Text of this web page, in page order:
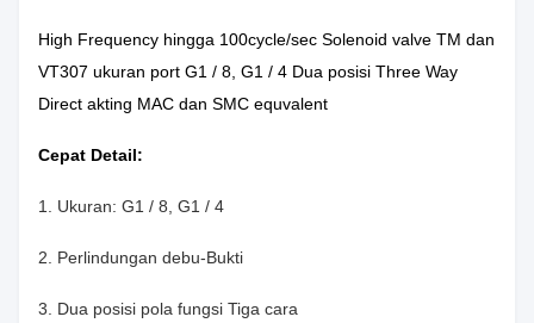
High Frequency hingga 100cycle/sec Solenoid valve TM dan
VT307 ukuran port G1 / 8, G1 / 4 Dua posisi Three Way
Direct akting MAC dan SMC equvalent
Cepat Detail:
1. Ukuran: G1 / 8, G1 / 4
2. Perlindungan debu-Bukti
3. Dua posisi pola fungsi Tiga cara